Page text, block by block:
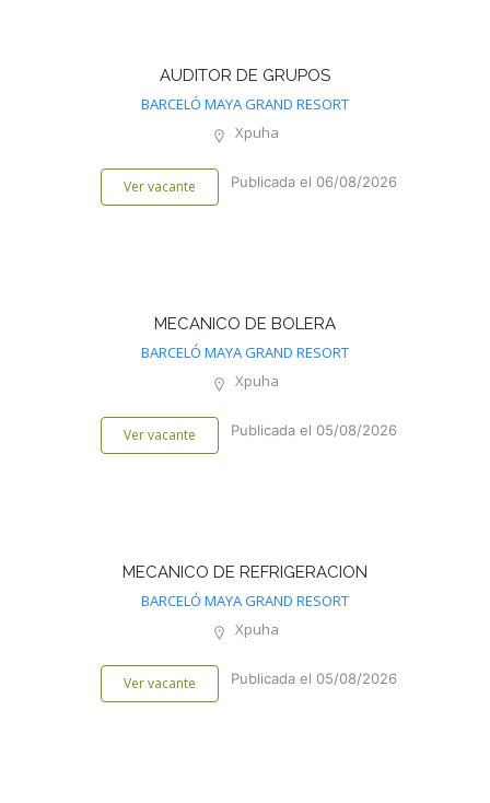
AUDITOR DE GRUPOS
BARCELÓ MAYA GRAND RESORT
Xpuha
Ver vacante Publicada el 06/08/2026
MECANICO DE BOLERA
BARCELÓ MAYA GRAND RESORT
Xpuha
Ver vacante Publicada el 05/08/2026
MECANICO DE REFRIGERACION
BARCELÓ MAYA GRAND RESORT
Xpuha
Ver vacante Publicada el 05/08/2026